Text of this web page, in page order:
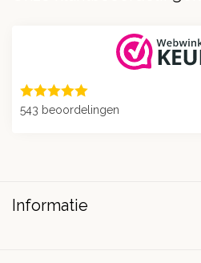
543 beoordelingen
Informatie